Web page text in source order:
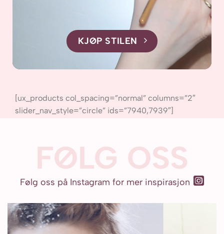
KJØP STILEN
[ux_products col_spacing=”normal” columns=”2″
slider_nav_style=”circle” ids=”7940,7939″]
FØLG OSS
Følg oss på Instagram for mer inspirasjon